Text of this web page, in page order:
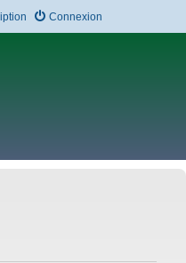
Connexion